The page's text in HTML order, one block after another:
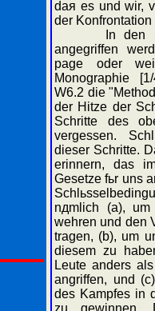
daя es und wir,
der Konfrontation
In den
angegriffen
page oder
Monographie
W6.2 die
der Hitze der
Schritte des
vergessen.
dieser Schritte.
erinnern, das
Gesetze fьr uns
nдmlich (a),
wehren und den
tragen, (b), um
diesem zu
Leute anders
angriffen, und
des Kampfes in